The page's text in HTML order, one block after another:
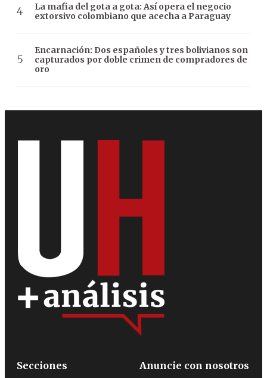
La mafia del gota a gota: Así opera el negocio
extorsivo colombiano que acecha a Paraguay
Encarnación: Dos españoles y tres bolivianos son
capturados por doble crimen de compradores de
oro
Secciones
Anuncie con nosotros